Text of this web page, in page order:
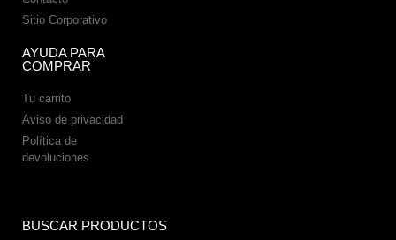
Sitio Corporativo
AYUDA PARA
COMPRAR
Tu carrito
Aviso de privacidad
Política de
devoluciones
BUSCAR PRODUCTOS